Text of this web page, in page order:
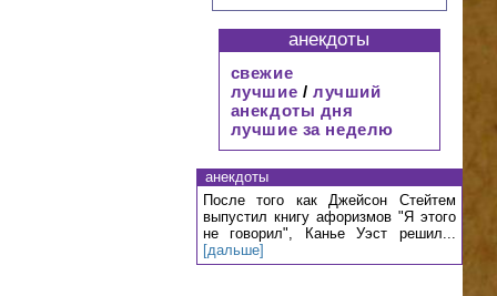
анекдоты
свежие
лучшие / лучший
анекдоты дня
лучшие за неделю
анекдоты
После того как Джейсон Стейтем
выпустил книгу афоризмов "Я этого
не говорил", Канье Уэст решил...
[дальше]